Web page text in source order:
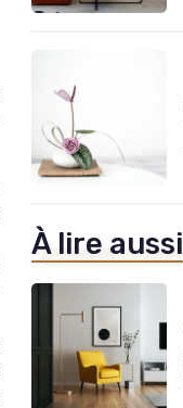
À lire aussi